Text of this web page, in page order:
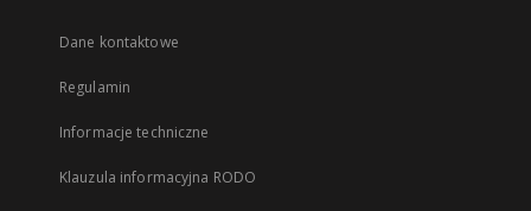
Dane kontaktowe
Regulamin
Informacje techniczne
Klauzula informacyjna RODO